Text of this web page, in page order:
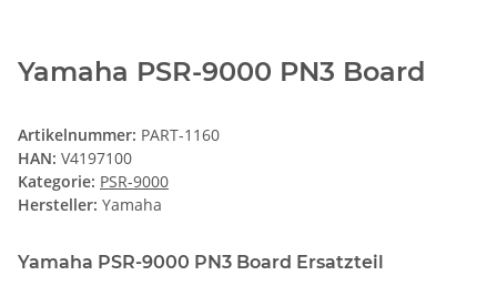
Yamaha PSR-9000 PN3 Board
Artikelnummer: PART-1160
HAN: V4197100
Kategorie: PSR-9000
Hersteller: Yamaha
Yamaha PSR-9000 PN3 Board Ersatzteil